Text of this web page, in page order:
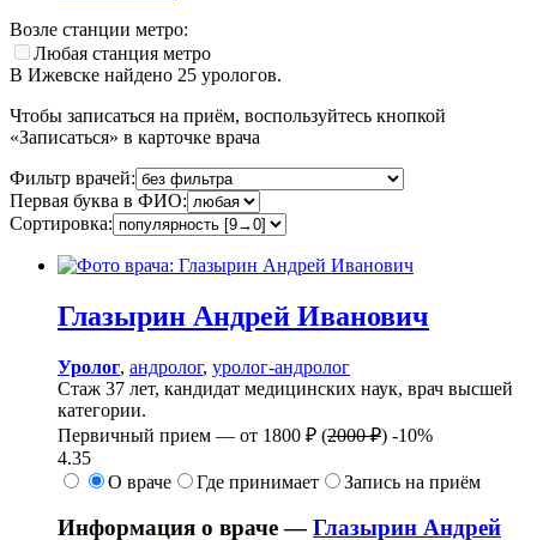
Возле станции метро:
Любая станция метро
В Ижевске найдено 25 урологов.
Чтобы записаться на приём, воспользуйтесь кнопкой
«Записаться» в карточке врача
Фильтр врачей:
Первая буква в ФИО:
Сортировка:
Глазырин Андрей Иванович
Уролог, андролог, уролог-андролог
Стаж 37 лет, кандидат медицинских наук, врач высшей
категории.
Первичный прием — от 1800 ₽ (2000 ₽) -10%
4.35
О враче
Где принимает Запись на приём
Информация о враче —Глазырин Андрей